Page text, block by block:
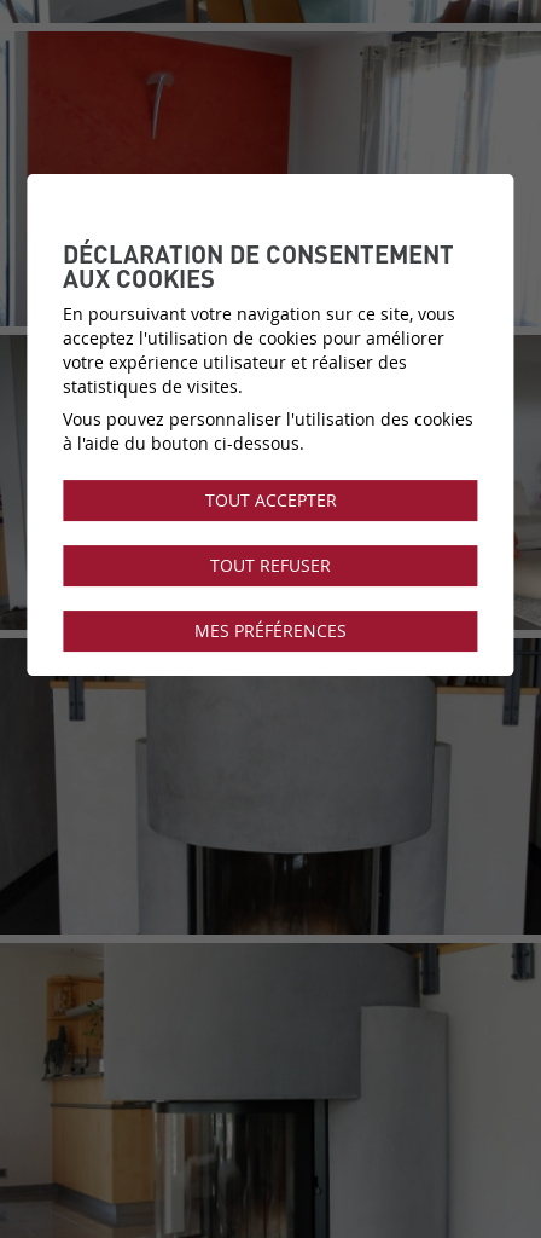
DÉCLARATION DE CONSENTEMENT
AUX COOKIES
En poursuivant votre navigation sur ce site, vous
acceptez l'utilisation de cookies pour améliorer
votre expérience utilisateur et réaliser des
statistiques de visites.
Vous pouvez personnaliser l'utilisation des cookies
à l'aide du bouton ci-dessous.
TOUT ACCEPTER
TOUT REFUSER
MES PRÉFÉRENCES